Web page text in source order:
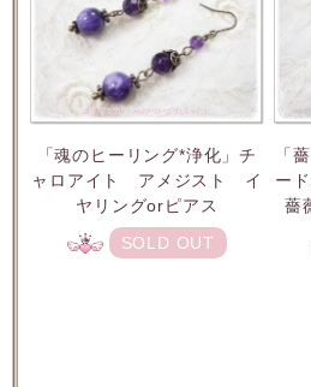
「魂のヒーリング*浄化」チ
ャロアイト アメジスト イ
ヤリングorピアス
SOLD OUT
「
ー
薔